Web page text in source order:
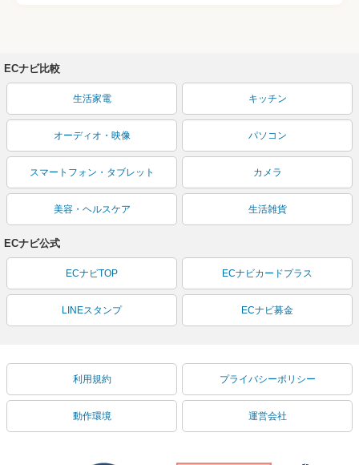
ECナビ比較
生活家電 キッチン
オーディオ・映像 パソコン
スマートフォン・タブレット カメラ
美容・ヘルスケア 生活雑貨
ECナビ公式
ECナビTOP ECナビカードプラス
LINEスタンプ ECナビ募金
利用規約 プライバシーポリシー
動作環境 運営会社